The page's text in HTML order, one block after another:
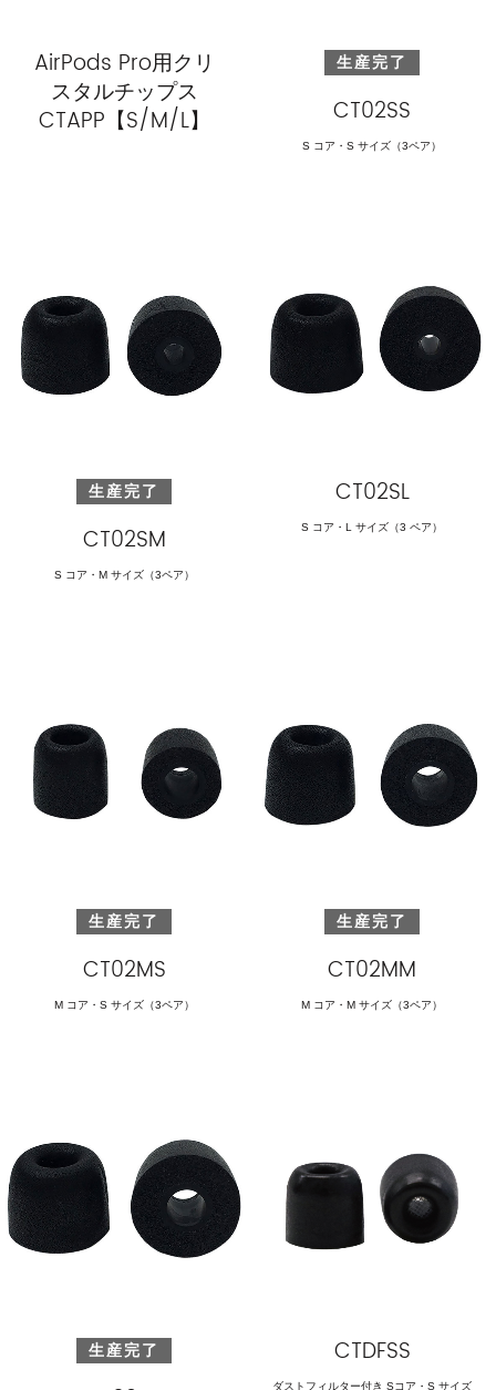
AirPods Pro用クリ
スタルチップス
CTAPP【S/M/L】
生産完了
CT02SS
S コア・S サイズ（3ペア）
生産完了
CT02SM
S コア・M サイズ（3ペア）
CT02SL
S コア・L サイズ（3 ペア）
生産完了
CT02MS
M コア・S サイズ（3ペア）
生産完了
CT02MM
M コア・M サイズ（3ペア）
生産完了 CTDFSS
ダストフィルター付き Sコア・S サイズ